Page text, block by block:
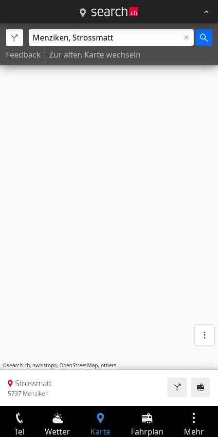
Feedback | Zur alten Karte wechseln
©search.ch, swisstopo, OpenStreetMap, others
Strossmatt
5737 Menziken
Tel Wetter Karte Fahrplan Mehr